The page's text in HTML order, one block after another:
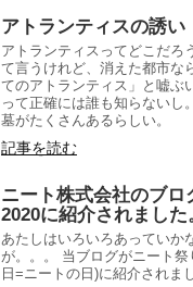
アトランティスの誘い
アトランティスってどこだろ
て言うけれど、消えた都市な
てのアトランティス」と嘘ぶ
って正確には誰も知らないし
墓がたくさんあるらしい。
記事を読む
ニート株式会社のブロ
2020に紹介されました
あたしはいろいろあっていか
が。。。 当ブログがニート
日=ニートの日)に紹介されま